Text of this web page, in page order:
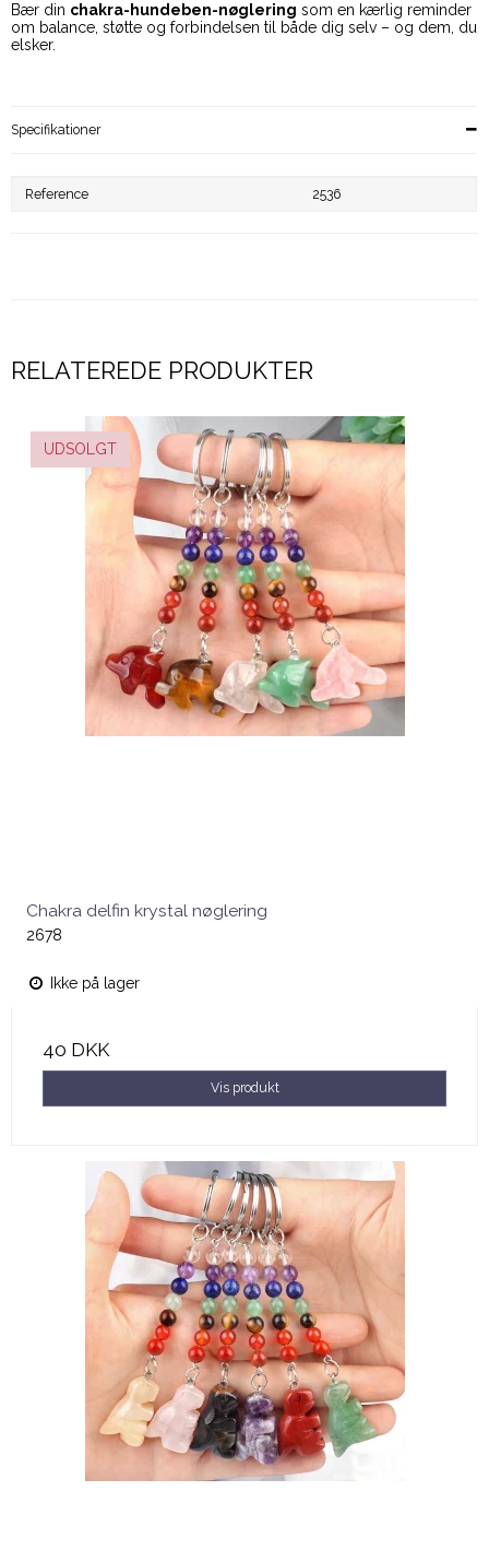
Bær din chakra-hundeben-nøglering som en kærlig reminder
om balance, støtte og forbindelsen til både dig selv – og dem, du
elsker.
Specifikationer
Reference 2536
RELATEREDE PRODUKTER
UDSOLGT
Chakra delfin krystal nøglering
2678
Ikke på lager
40 DKK
Vis produkt